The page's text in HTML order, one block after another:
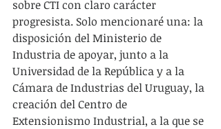
sobre CTI con claro carácter
progresista. Solo mencionaré una: la
disposición del Ministerio de
Industria de apoyar, junto a la
Universidad de la República y a la
Cámara de Industrias del Uruguay, la
creación del Centro de
Extensionismo Industrial, a la que se